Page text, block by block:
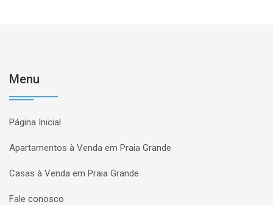
Menu
Página Inicial
Apartamentos à Venda em Praia Grande
Casas à Venda em Praia Grande
Fale conosco